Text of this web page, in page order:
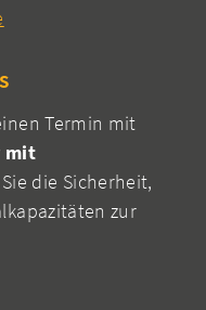
Termin mit
mit
die Sicherheit,
zur